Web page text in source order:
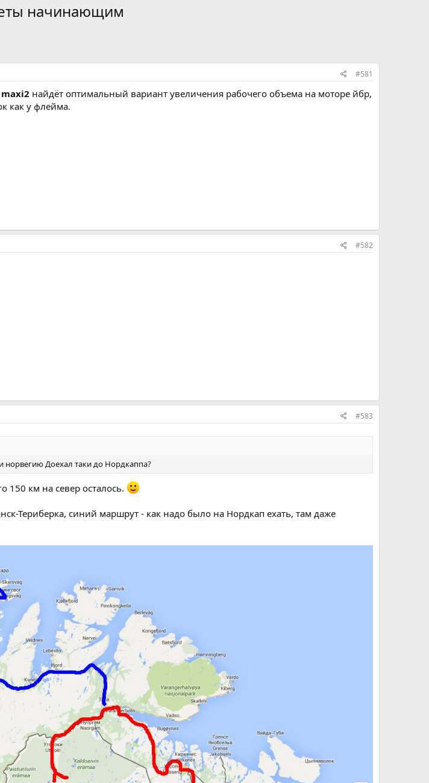
начинающим
#581
maxi2 найдёт оптимальный вариант увеличения рабочего объема на моторе йбр,
как у флейма.
#582
#583
норвегию Доехал таки до Нордкаппа?
150 км на север осталось.
Териберка, синий маршрут - как надо было на Нордкап ехать, там даже